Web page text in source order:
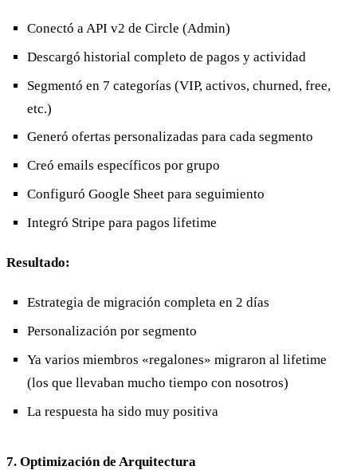
Conectó a API v2 de Circle (Admin)
Descargó historial completo de pagos y actividad
Segmentó en 7 categorías (VIP, activos, churned, free,
etc.)
Generó ofertas personalizadas para cada segmento
Creó emails específicos por grupo
Configuró Google Sheet para seguimiento
Integró Stripe para pagos lifetime
Resultado:
Estrategia de migración completa en 2 días
Personalización por segmento
Ya varios miembros «regalones» migraron al lifetime
(los que llevaban mucho tiempo con nosotros)
La respuesta ha sido muy positiva
7. Optimización de Arquitectura